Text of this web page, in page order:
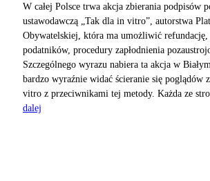
W całej Polsce trwa akcja zbierania podpisów
ustawodawczą „Tak dla in vitro”, autorstwa
Obywatelskiej, która ma umożliwić refundację,
podatników, procedury zapłodnienia
Szczególnego wyrazu nabiera ta akcja w
bardzo wyraźnie widać ścieranie się poglądów
vitro z przeciwnikami tej metody. Każda ze
dalej